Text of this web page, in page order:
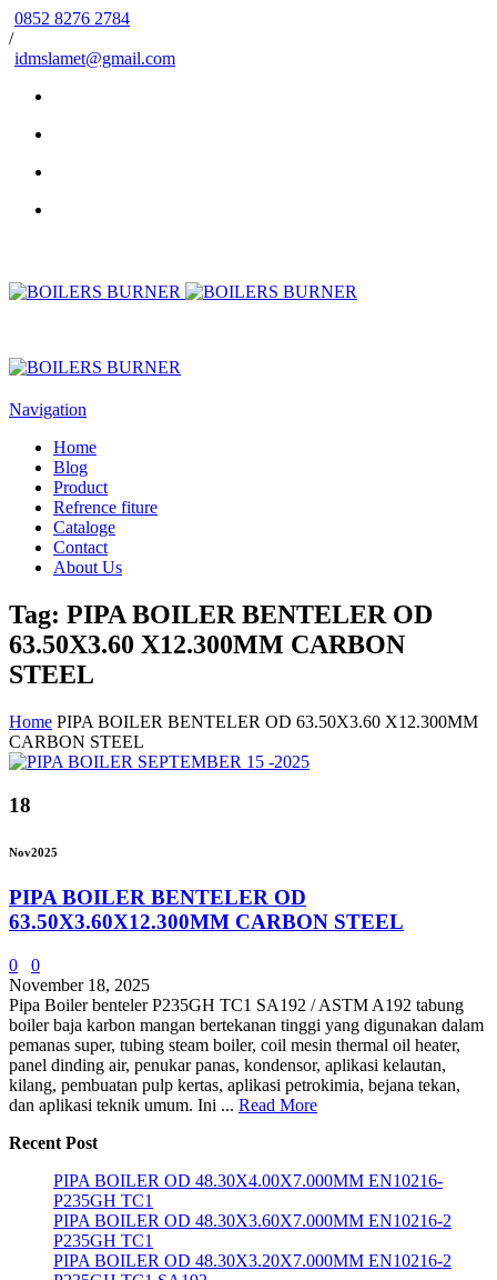
0852 8276 2784
/
idmslamet@gmail.com
Navigation
Home
Blog
Product
Refrence fiture
Cataloge
Contact
About Us
Tag: PIPA BOILER BENTELER OD
63.50X3.60 X12.300MM CARBON
STEEL
Home PIPA BOILER BENTELER OD 63.50X3.60 X12.300MM
CARBON STEEL
18
Nov2025
PIPA BOILER BENTELER OD
63.50X3.60X12.300MM CARBON STEEL
0
0
November 18, 2025
Pipa Boiler benteler P235GH TC1 SA192 / ASTM A192 tabung
boiler baja karbon mangan bertekanan tinggi yang digunakan dalam
pemanas super, tubing steam boiler, coil mesin thermal oil heater,
panel dinding air, penukar panas, kondensor, aplikasi kelautan,
kilang, pembuatan pulp kertas, aplikasi petrokimia, bejana tekan,
dan aplikasi teknik umum. Ini ... Read More
Recent Post
PIPA BOILER OD 48.30X4.00X7.000MM EN10216-
P235GH TC1
PIPA BOILER OD 48.30X3.60X7.000MM EN10216-2
P235GH TC1
PIPA BOILER OD 48.30X3.20X7.000MM EN10216-2